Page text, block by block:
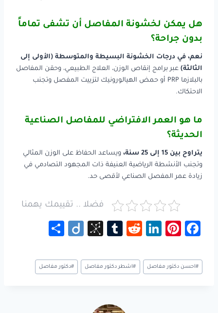
هل يمكن لخشونة المفاصل أن تشفى تماماً
بدون جراحة؟
نعم، في درجات الخشونة البسيطة والمتوسطة (الأولى إلى
الثالثة) عبر برامج إنقاص الوزن، العلاج الطبيعي، وحقن المفاصل
بالبلازما PRP أو حمض الهيالورونيك لتزييت المفصل وتجنب
الاحتكاك.
ما هو العمر الافتراضي للمفاصل الصناعية
الحديثة؟
يتراوح بين 15 إلى 25 سنة،
ويساعد الحفاظ على الوزن المثالي
وتجنب الأنشطة الرياضية العنيفة ذات المجهود التصادمي في
زيادة عمر المفصل الصناعي لأقصى حد.
فضلا .. تقييمك يهمنا
Fa
b
o
Pi
er
es
Li
e
dI
d
di
Tu
bl
r
Bi
S
o
Di
o
ar
e
وسوم
المقال:
#احسن دكتور مفاصل #اشطر دكتور مفاصل #دكتور مفاصل